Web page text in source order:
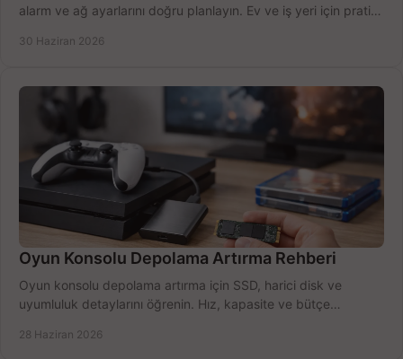
alarm ve ağ ayarlarını doğru planlayın. Ev ve iş yeri için pratik
30 Haziran 2026
Oyun Konsolu Depolama Artırma Rehberi
Oyun konsolu depolama artırma için SSD, harici disk ve
uyumluluk detaylarını öğrenin. Hız, kapasite ve bütçe
28 Haziran 2026